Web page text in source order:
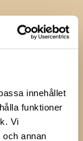
innehållet
funktioner
Vi
annan